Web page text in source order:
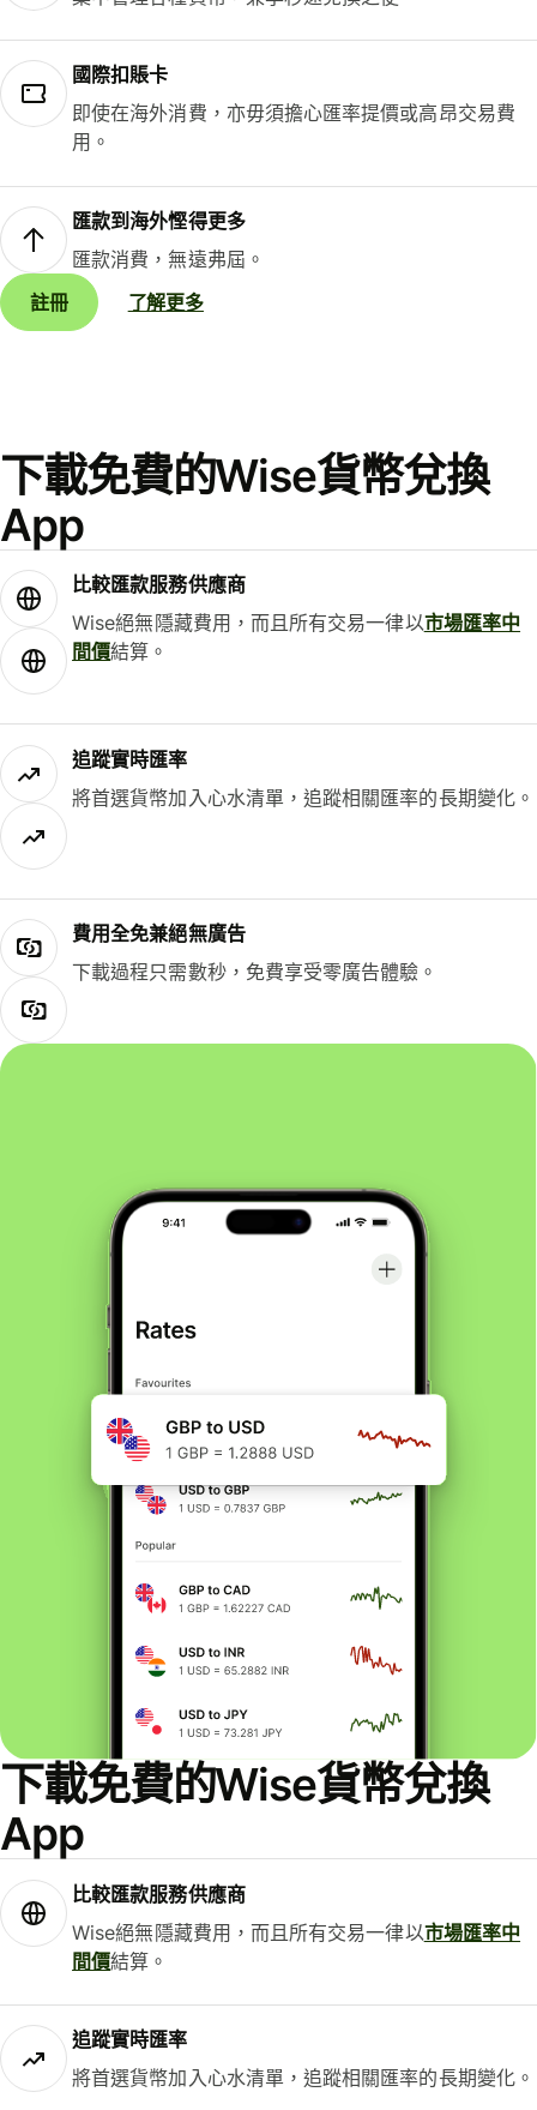
國際扣賬卡
即使在海外消費，亦毋須擔心匯率提價或高昂交易費
用。
匯款到海外慳得更多
匯款消費，無遠弗屆。
註冊
了解更多
下載免費的Wise貨幣兌換
App
比較匯款服務供應商
Wise絕無隱藏費用，而且所有交易一律以市場匯率中
間價結算。
追蹤實時匯率
將首選貨幣加入心水清單，追蹤相關匯率的長期變化。
費用全免兼絕無廣告
下載過程只需數秒，免費享受零廣告體驗。
下載免費的Wise貨幣兌換
App
比較匯款服務供應商
Wise絕無隱藏費用，而且所有交易一律以市場匯率中
間價結算。
追蹤實時匯率
將首選貨幣加入心水清單，追蹤相關匯率的長期變化。